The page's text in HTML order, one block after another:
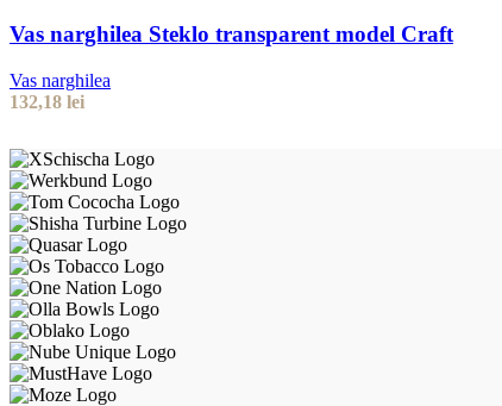
Vas narghilea Steklo transparent model Craft
Vas narghilea
132,18 lei